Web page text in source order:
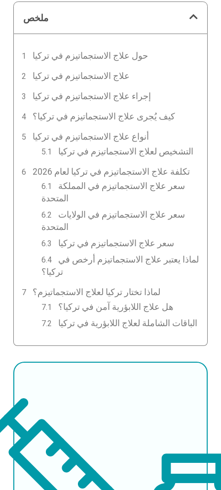
ملخص
حول علاج الاستجماتيزم في تركيا
علاج الاستجماتيزم في تركيا
إجراء علاج الاستجماتيزم في تركيا
كيف يُجرى علاج الاستجماتيزم في تركيا؟
أنواع علاج الاستجماتيزم في تركيا
التشخيص لعلاج الاستجماتيزم في تركيا
تكلفة علاج الاستجماتيزم في تركيا لعام 2026
سعر علاج الاستجماتيزم في المملكة
المتحدة
سعر علاج الاستجماتيزم في الولايات
المتحدة
سعر علاج الاستجماتيزم في تركيا
لماذا يعتبر علاج الاستجماتيزم أرخص في
تركيا؟
لماذا تختار تركيا لعلاج الاستجماتيزم؟
هل علاج اللابؤرية آمن في تركيا؟
الباقات الشاملة لعلاج اللابؤرية في تركيا